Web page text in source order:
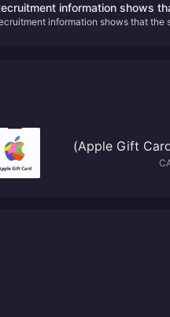
information shows
Lie"
information shows that
Apple Gift